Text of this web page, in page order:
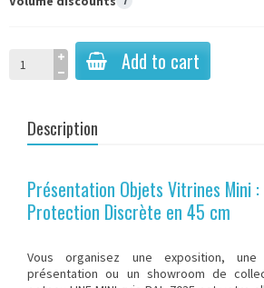
Add to cart
Description
Présentation Objets Vitrines Mini :
Protection Discrète en 45 cm
Vous organisez une exposition,
présentation ou un showroom de